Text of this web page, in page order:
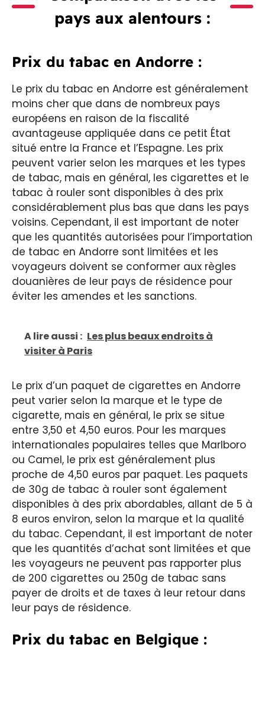
pays aux alentours :
Prix du tabac en Andorre :
Le prix du tabac en Andorre est généralement
moins cher que dans de nombreux pays
européens en raison de la fiscalité
avantageuse appliquée dans ce petit État
situé entre la France et l’Espagne. Les prix
peuvent varier selon les marques et les types
de tabac, mais en général, les cigarettes et le
tabac à rouler sont disponibles à des prix
considérablement plus bas que dans les pays
voisins. Cependant, il est important de noter
que les quantités autorisées pour l’importation
de tabac en Andorre sont limitées et les
voyageurs doivent se conformer aux règles
douanières de leur pays de résidence pour
éviter les amendes et les sanctions.
A lire aussi : Les plus beaux endroits à
visiter à Paris
Le prix d’un paquet de cigarettes en Andorre
peut varier selon la marque et le type de
cigarette, mais en général, le prix se situe
entre 3,50 et 4,50 euros. Pour les marques
internationales populaires telles que Marlboro
ou Camel, le prix est généralement plus
proche de 4,50 euros par paquet. Les paquets
de 30g de tabac à rouler sont également
disponibles à des prix abordables, allant de 5 à
8 euros environ, selon la marque et la qualité
du tabac. Cependant, il est important de noter
que les quantités d’achat sont limitées et que
les voyageurs ne peuvent pas rapporter plus
de 200 cigarettes ou 250g de tabac sans
payer de droits et de taxes à leur retour dans
leur pays de résidence.
Prix du tabac en Belgique :